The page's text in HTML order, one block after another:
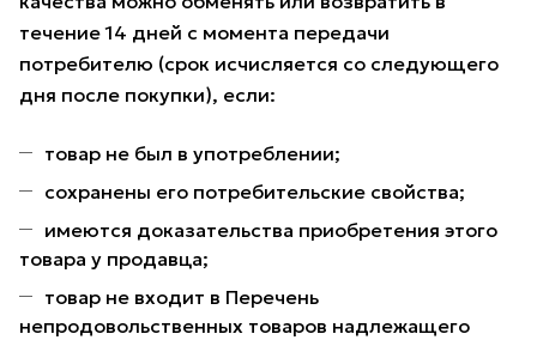
течение 14 дней с момента передачи
потребителю (срок исчисляется со следующего
дня после покупки), если:
товар не был в употреблении;
сохранены его потребительские свойства;
имеются доказательства приобретения этого
товара у продавца;
товар не входит в Перечень
непродовольственных товаров надлежащего